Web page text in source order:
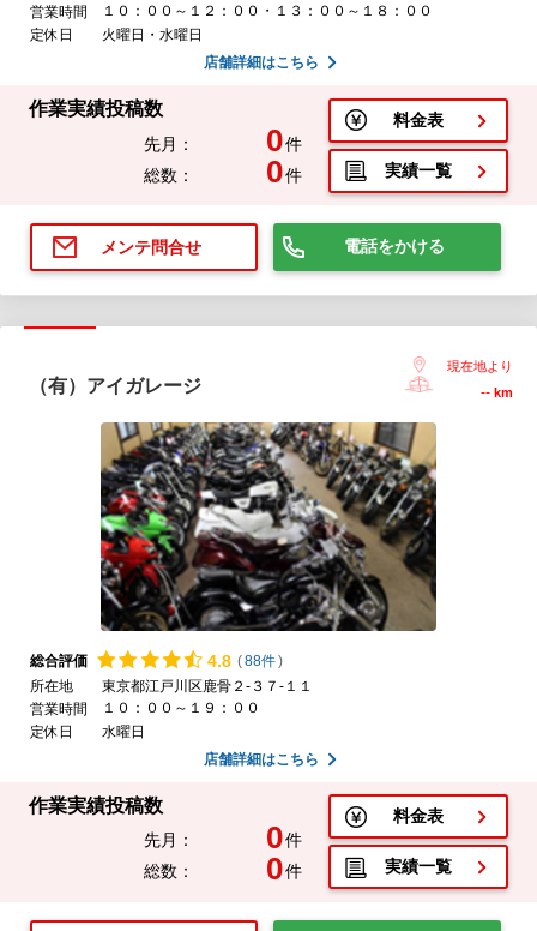
営業時間
１０：００～１２：００・１３：００～１８：００
定休日
火曜日・水曜日
店舗詳細はこちら
作業実績投稿数
先月： 0件
総数：
0件
料金表
実績一覧
メンテ問合せ 電話をかける
（有）アイガレージ
現在地より
-- km
総合評価 4.8 (88件)
所在地
東京都江戸川区鹿骨２-３７-１１
営業時間
１０：００～１９：００
定休日
水曜日
店舗詳細はこちら
作業実績投稿数
先月： 0件
総数：
0件
料金表
実績一覧